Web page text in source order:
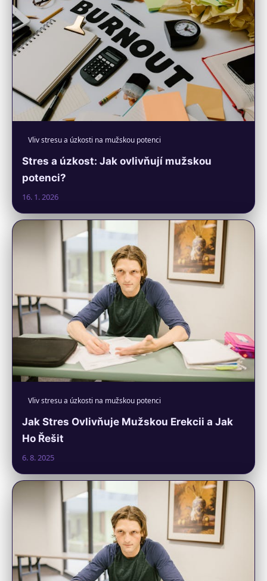
Vliv stresu a úzkosti na mužskou potenci
Stres a úzkost: Jak ovlivňují mužskou
potenci?
16. 1. 2026
Vliv stresu a úzkosti na mužskou potenci
Jak Stres Ovlivňuje Mužskou Erekcii a Jak
Ho Řešit
6. 8. 2025